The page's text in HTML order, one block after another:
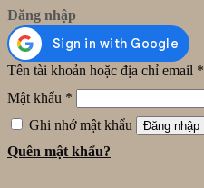
Đăng nhập
Tên tài khoản hoặc địa chỉ email *
Mật khẩu *
Ghi nhớ mật khẩu
Đăng nhập
Quên mật khẩu?